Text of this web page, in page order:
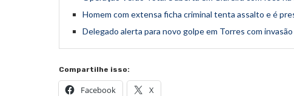
Homem com extensa ficha criminal tenta assalto e é
Delegado alerta para novo golpe em Torres com
Compartilhe isso:
Facebook X